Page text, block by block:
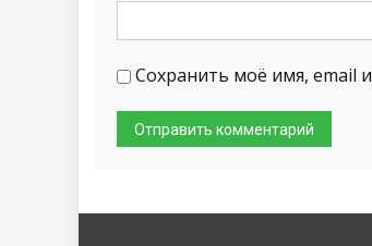
Сохранить моё имя, email